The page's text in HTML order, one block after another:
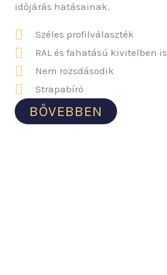
időjárás hatásainak.
Széles profilválaszték
RAL és fahatású kivitelben is
Nem rozsdásodik
Strapabíró
BŐVEBBEN